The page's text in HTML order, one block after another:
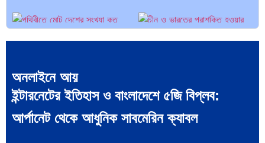
অনলাইনে আয়
ইন্টারনেটের ইতিহাস ও বাংলাদেশে ৫জি বিপ্লব:
আর্পানেট থেকে আধুনিক সাবমেরিন ক্যাবল